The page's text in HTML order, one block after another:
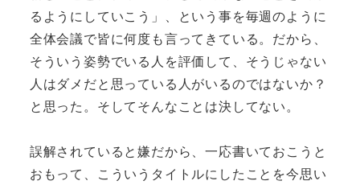
るようにしていこう」、という事を毎週のように
全体会議で皆に何度も言ってきている。だから、
そういう姿勢でいる人を評価して、そうじゃない
人はダメだと思っている人がいるのではないか？
と思った。そしてそんなことは決してない。
誤解されていると嫌だから、一応書いておこうと
おもって、こういうタイトルにしたことを今思い